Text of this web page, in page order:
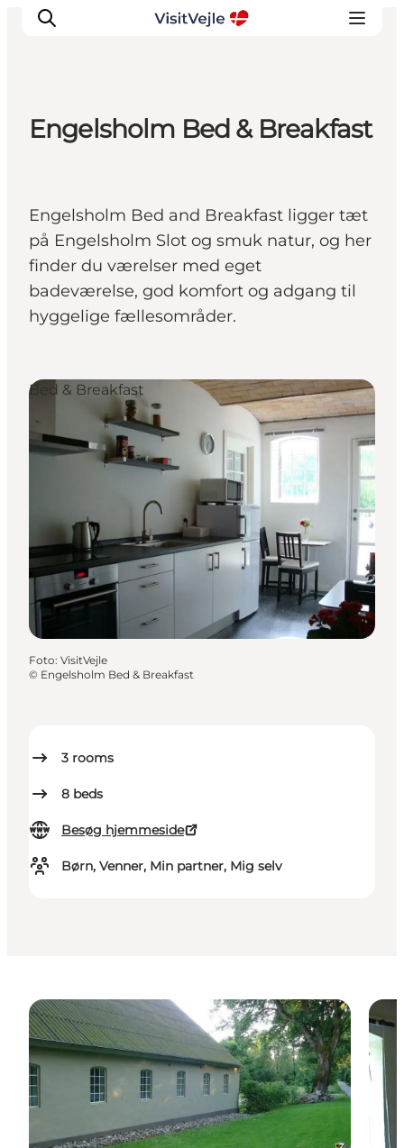
Planlæg dit besøg
Inspiration
Engelsholm Bed & Breakfast
Engelsholm Bed and Breakfast ligger tæt
på Engelsholm Slot og smuk natur, og her
finder du værelser med eget
badeværelse, god komfort og adgang til
hyggelige fællesområder.
3 rooms
8 beds
Besøg hjemmeside
Børn, Venner, Min partner, Mig selv
Bed & Breakfast
Foto: VisitVejle
© Engelsholm Bed & Breakfast